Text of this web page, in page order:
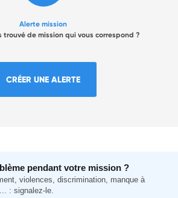
Alerte mission
trouvé de mission qui vous correspond ?
CRÉER UNE ALERTE
pendant votre mission ?
violences, discrimination, manque à
: signalez-le.